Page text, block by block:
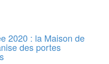
2020 : la Maison de
des portes